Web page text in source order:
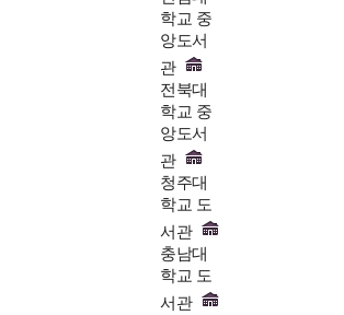
학교 중
앙도서
관
전북대
학교 중
앙도서
관
청주대
학교 도
서관
충남대
학교 도
서관